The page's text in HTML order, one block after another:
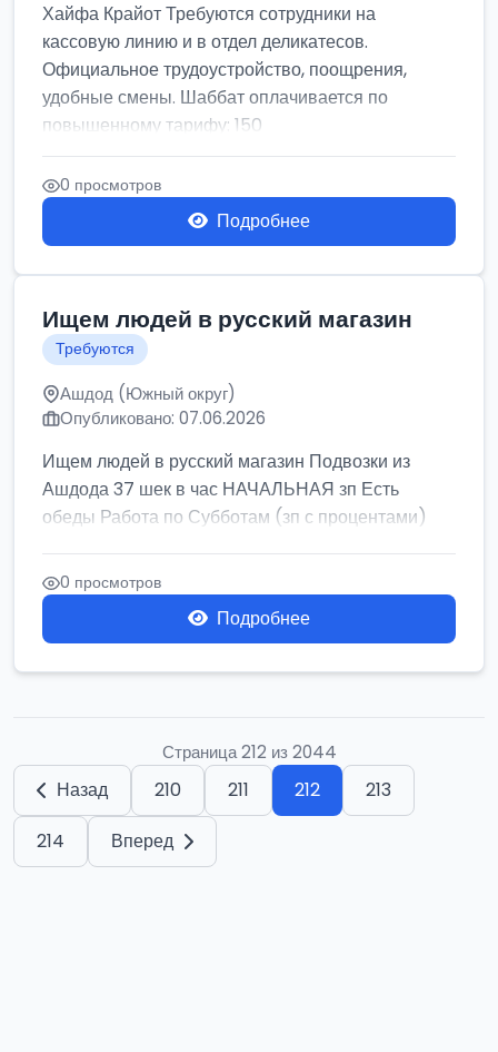
Хайфа Крайот Требуются сотрудники на
кассовую линию и в отдел деликатесов.
Официальное трудоустройство, поощрения,
удобные смены. Шаббат оплачивается по
повышенному тарифу: 150
0 просмотров
Подробнее
Ищем людей в русский магазин
Требуются
Ашдод (Южный округ)
Опубликовано: 07.06.2026
Ищем людей в русский магазин Подвозки из
Ашдода 37 шек в час НАЧАЛЬНАЯ зп Есть
обеды Работа по Субботам (зп с процентами)
0 просмотров
Подробнее
Страница 212 из 2044
Назад 210 211 212
213
214
Вперед